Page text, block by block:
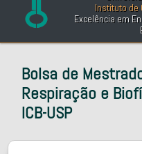
Instituto de
Excelência em
Bolsa de
Respiração e
ICB-USP